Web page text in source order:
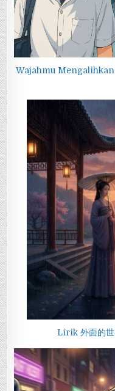
Wajahmu
Lirik 外面的